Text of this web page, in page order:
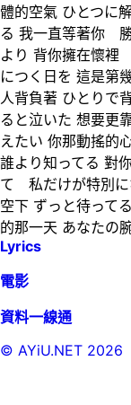
體的空氣 ひとつに
る 我一直等著你
より 背你擁在懷
につく日を 這是第
人背負著 ひとりで
ると泣いた 想要
えたい 你那動搖
誰より知ってる 對
て 私だけが特別
空下 ずっと待っ
的那一天 あなたの
Lyrics
電影
資料一線通
© AYiU.NET 2026